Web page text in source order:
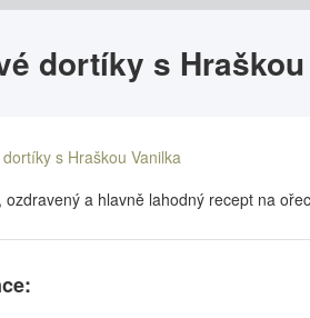
dortíky s
ozdravený a hlavně lahodný recept na